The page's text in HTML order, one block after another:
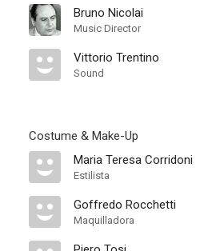
Bruno Nicolai
Music Director
Vittorio Trentino
Sound
Costume & Make-Up
Maria Teresa Corridoni
Estilista
Goffredo Rocchetti
Maquilladora